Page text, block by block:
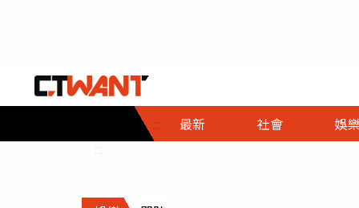
::: 最新 社會
社會首頁
時事
調查
娛樂
娛樂首頁
即時
財經首頁
熱線
政